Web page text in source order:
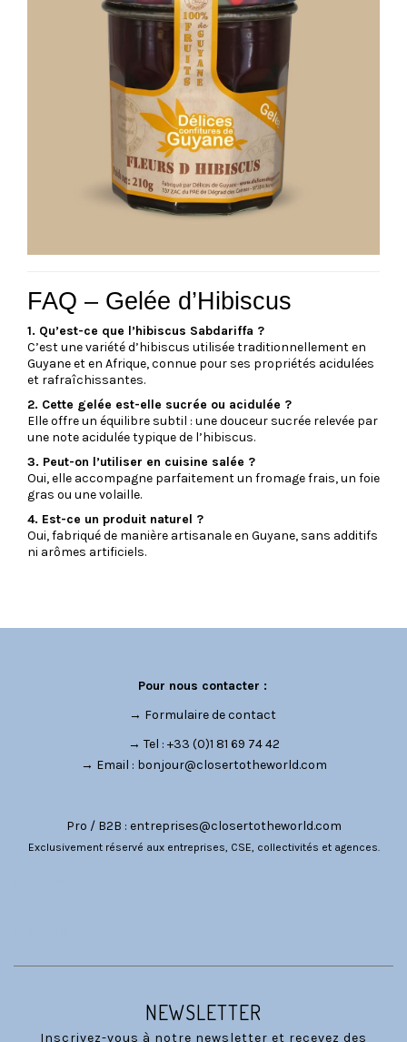
FAQ – Gelée d’Hibiscus
1. Qu’est-ce que l’hibiscus Sabdariffa ?
C’est une variété d’hibiscus utilisée traditionnellement en
Guyane et en Afrique, connue pour ses propriétés acidulées
et rafraîchissantes.
2. Cette gelée est-elle sucrée ou acidulée ?
Elle offre un équilibre subtil : une douceur sucrée relevée par
une note acidulée typique de l’hibiscus.
3. Peut-on l’utiliser en cuisine salée ?
Oui, elle accompagne parfaitement un fromage frais, un foie
gras ou une volaille.
4. Est-ce un produit naturel ?
Oui, fabriqué de manière artisanale en Guyane, sans additifs
ni arômes artificiels.
Pour nous contacter :
→ Formulaire de contact
→ Tel : +33 (0)1 81 69 74 42
→ Email : bonjour@closertotheworld.com
Pro / B2B : entreprises@closertotheworld.com
Exclusivement réservé aux entreprises, CSE, collectivités et agences.
NEWSLETTER
Inscrivez-vous à notre newsletter et recevez des